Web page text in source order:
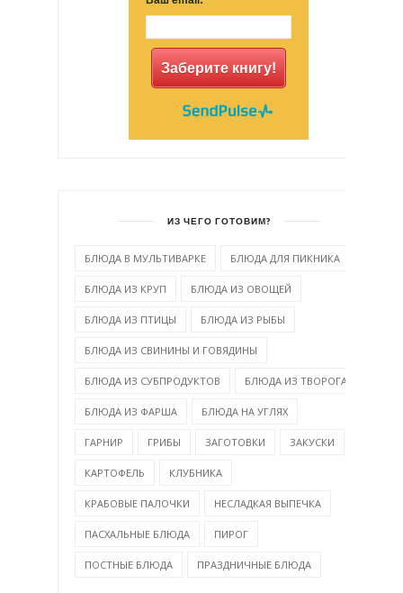
Заберите книгу!
ИЗ ЧЕГО ГОТОВИМ?
БЛЮДА В МУЛЬТИВАРКЕ БЛЮДА ДЛЯ ПИКНИКА
БЛЮДА ИЗ КРУП БЛЮДА ИЗ ОВОЩЕЙ
БЛЮДА ИЗ ПТИЦЫ БЛЮДА ИЗ РЫБЫ
БЛЮДА ИЗ СВИНИНЫ И ГОВЯДИНЫ
БЛЮДА ИЗ СУБПРОДУКТОВ БЛЮДА ИЗ ТВОРОГА
БЛЮДА ИЗ ФАРША БЛЮДА НА УГЛЯХ
ГАРНИР ГРИБЫ ЗАГОТОВКИ ЗАКУСКИ
КАРТОФЕЛЬ КЛУБНИКА
КРАБОВЫЕ ПАЛОЧКИ НЕСЛАДКАЯ ВЫПЕЧКА
ПАСХАЛЬНЫЕ БЛЮДА ПИРОГ
ПОСТНЫЕ БЛЮДА ПРАЗДНИЧНЫЕ БЛЮДА